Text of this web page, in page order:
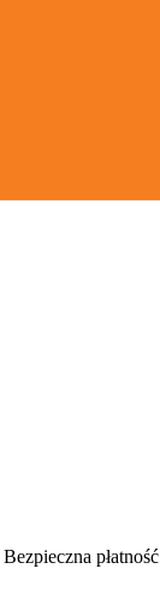
Bezpieczna płatność